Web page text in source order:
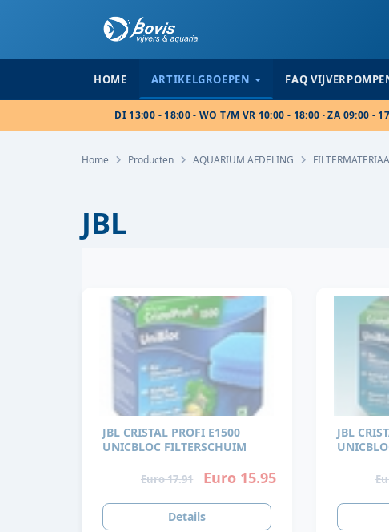
HOME ARTIKELGROEPEN FAQ
DI 13:00 - 18:00 - WO T/M VR 10:00 - 18:00 · ZA 09:00 -
Home Producten AQUARIUM AFDELING
JBL
JBL CRISTAL PROFI E1500
UNICBLOC FILTERSCHUIM
Euro 17.91 Euro 15.95
Details
JBL